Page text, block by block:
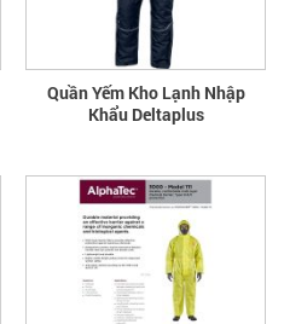
Quần Yếm Kho Lạnh Nhập
Khẩu Deltaplus